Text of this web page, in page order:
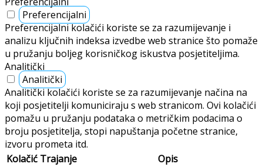
Preferencijalni
Preferencijalni kolačići koriste se za razumijevanje i
analizu ključnih indeksa izvedbe web stranice što pomaže
u pružanju boljeg korisničkog iskustva posjetiteljima.
Analitički
Analitički
Analitički kolačići koriste se za razumijevanje načina na
koji posjetitelji komuniciraju s web stranicom. Ovi kolačići
pomažu u pružanju podataka o metričkim podacima o
broju posjetitelja, stopi napuštanja početne stranice,
izvoru prometa itd.
Kolačić Trajanje Opis